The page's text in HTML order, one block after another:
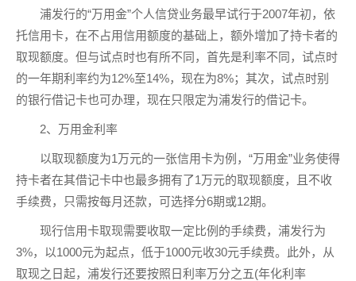
浦发行的“万用金”个人信贷业务最早试行于2007年初，依
托信用卡，在不占用信用额度的基础上，额外增加了持卡者的
取现额度。但与试点时也有所不同，首先是利率不同，试点时
的一年期利率约为12%至14%，现在为8%；其次，试点时别
的银行借记卡也可办理，现在只限定为浦发行的借记卡。
2、万用金利率
以取现额度为1万元的一张信用卡为例，“万用金”业务使得
持卡者在其借记卡中也最多拥有了1万元的取现额度，且不收
手续费，只需按每月还款，可选择分6期或12期。
现行信用卡取现需要收取一定比例的手续费，浦发行为
3%，以1000元为起点，低于1000元收30元手续费。此外，从
取现之日起，浦发行还要按照日利率万分之五(年化利率